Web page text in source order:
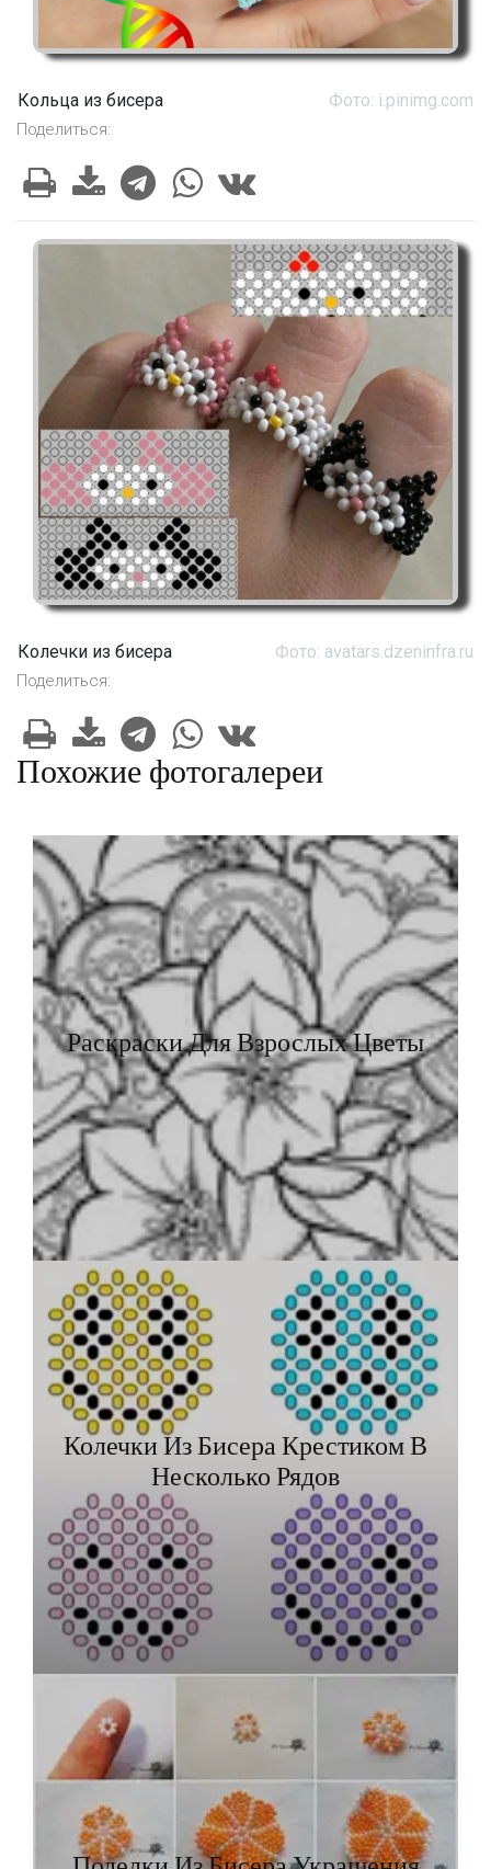
Кольца из бисера Фото: i.pinimg.com
Поделиться:
Колечки из бисера Фото: avatars.dzeninfra.ru
Поделиться:
Похожие фотогалереи
Раскраски Для Взрослых Цветы
Колечки Из Бисера Крестиком В
Несколько Рядов